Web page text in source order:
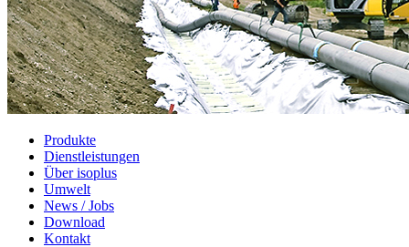
Produkte
Dienstleistungen
Über isoplus
Umwelt
News / Jobs
Download
Kontakt